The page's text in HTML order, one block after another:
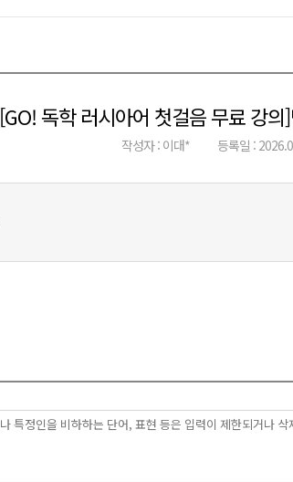
[GO! 독학 러시아어 첫걸음 무료 강
작성자 : 이대* 등록일 :